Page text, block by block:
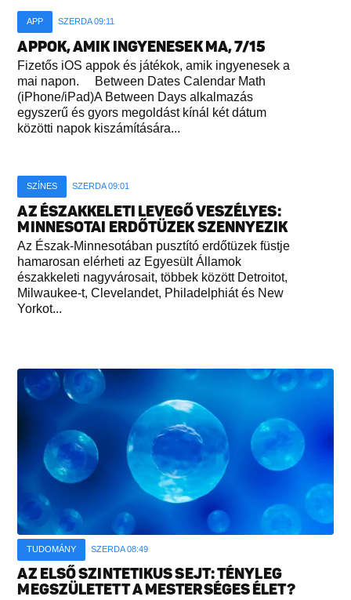
APP SZERDA 09:11
APPOK, AMIK INGYENESEK MA, 7/15
Fizetős iOS appok és játékok, amik ingyenesek a
mai napon. Between Dates Calendar Math
(iPhone/iPad)A Between Days alkalmazás
egyszerű és gyors megoldást kínál két dátum
közötti napok kiszámítására...
SZÍNES SZERDA 09:01
AZ ÉSZAKKELETI LEVEGŐ VESZÉLYES:
MINNESOTAI ERDŐTÜZEK SZENNYEZIK
Az Észak-Minnesotában pusztító erdőtüzek füstje
hamarosan elérheti az Egyesült Államok
északkeleti nagyvárosait, többek között Detroitot,
Milwaukee-t, Clevelandet, Philadelphiát és New
Yorkot...
TUDOMÁNY SZERDA 08:49
AZ ELSŐ SZINTETIKUS SEJT: TÉNYLEG
MEGSZÜLETETT A MESTERSÉGES ÉLET?